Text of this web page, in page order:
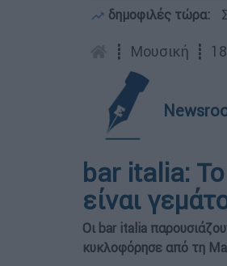
δημοφιλές τώρα:
┋ Μουσική ┋
bar italia:
είναι
Οι bar italia
κυκλοφόρησε από τη